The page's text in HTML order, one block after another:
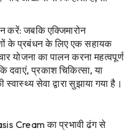
करें: जबकि एक्जिमारोन
के प्रबंधन के लिए एक सहायक
योजना का पालन करना महत्वपूर्ण
दवाएं, प्रकाश चिकित्सा, या
सेवा द्वारा सुझाया गया है।
Cream का प्रभावी ढंग से